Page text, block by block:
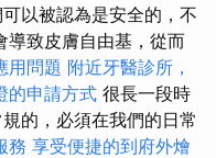
以被認為是安全的，不
導致皮膚自由基，從而
用問題 附近牙醫診所，
的申請方式 很長一段時
的，必須在我們的日常
務 享受便捷的到府外燴